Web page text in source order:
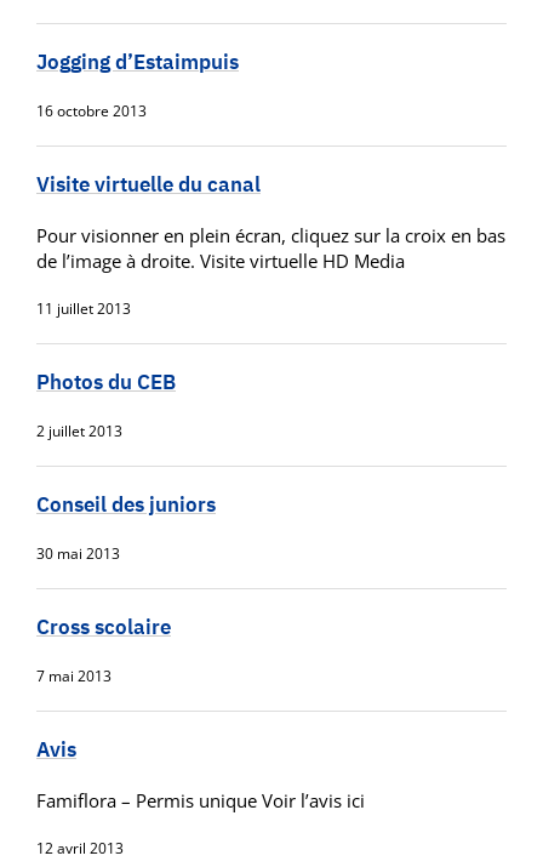
Jogging d’Estaimpuis
16 octobre 2013
Visite virtuelle du canal
Pour visionner en plein écran, cliquez sur la croix en bas
de l’image à droite. Visite virtuelle HD Media
11 juillet 2013
Photos du CEB
2 juillet 2013
Conseil des juniors
30 mai 2013
Cross scolaire
7 mai 2013
Avis
Famiflora – Permis unique Voir l’avis ici
12 avril 2013